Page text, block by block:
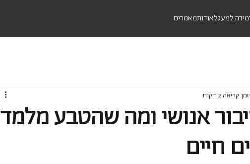
למעגלאודותמאמרים
אנושי ומה שהטבע מלמד
חיים
זמן קריאה 2 דקות